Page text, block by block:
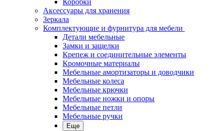
Аксессуары для хранения
Зеркала
Комплектующие и фурнитура для мебели
Детали мебельные
Замки и защелки
Крепеж и соединительные элементы
Кромочные материалы
Мебельные амортизаторы и доводчики
Мебельные колеса
Мебельные крючки
Мебельные ножки и опоры
Мебельные петли
Мебельные ручки
Еще